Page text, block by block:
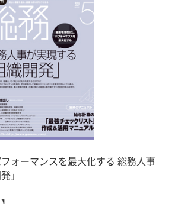
ォーマンスを最大化する 総務人事
」